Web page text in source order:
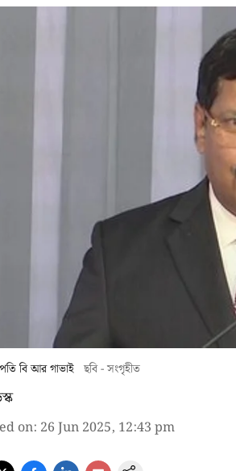
বি আর গাভাই ছবি - সংগৃহীত
on: 26 Jun 2025, 12:43 pm